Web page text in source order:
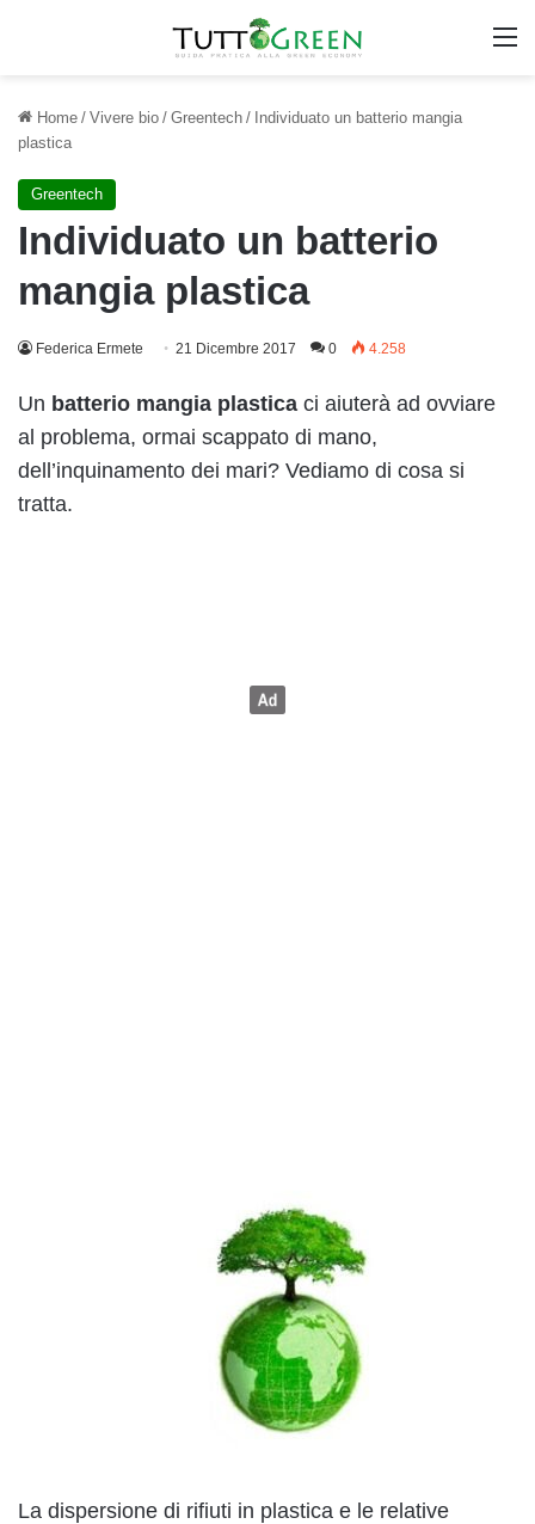
Home / Vivere bio / Greentech / Individuato un batterio mangia
plastica
Greentech
Individuato un batterio
mangia plastica
Federica Ermete 21 Dicembre 2017 0 4.258
Un batterio mangia plastica ci aiuterà ad ovviare
al problema, ormai scappato di mano,
dell’inquinamento dei mari? Vediamo di cosa si
tratta.
La dispersione di rifiuti in plastica e le relative